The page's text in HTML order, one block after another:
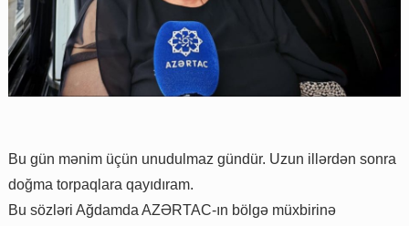
Bu gün mənim üçün unudulmaz gündür. Uzun illərdən sonra
doğma torpaqlara qayıdıram.
Bu sözləri Ağdamda AZƏRTAC-ın bölgə müxbirinə